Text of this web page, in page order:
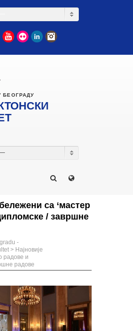
FacebookYouTube
Flickr LinkedIn
БЕОГРАДУ
са ‘мастер
/ завршне
-
> Најновије
радове и
радове